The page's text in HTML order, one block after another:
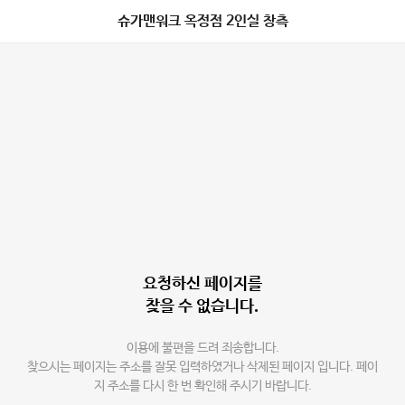
슈가맨워크 옥정점 2인실 창측
요청하신 페이지를
찾을 수 없습니다.
이용에 불편을 드려 죄송합니다.
찾으시는 페이지는 주소를 잘못 입력하였거나 삭제된 페이지 입니다. 페이
지 주소를 다시 한 번 확인해 주시기 바랍니다.